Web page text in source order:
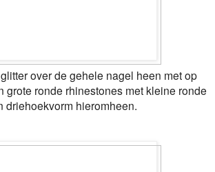
over de gehele nagel heen met op
grote ronde rhinestones met kleine ronde
driehoekvorm hieromheen.